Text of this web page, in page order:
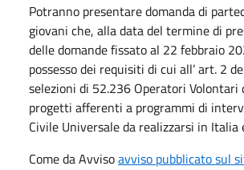
Potranno presentare domanda di
giovani che, alla data del termine di
delle domande fissato al 22 febbraio
possesso dei requisiti di cui all’ art. 2
selezioni di 52.236 Operatori Volontari
progetti afferenti a programmi di
Civile Universale da realizzarsi in Italia
Come da Avvisoavviso pubblicato sul